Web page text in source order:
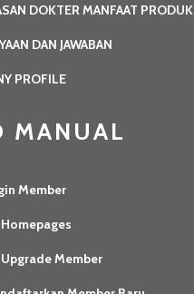
DOKTER MANFAAT PRODUK
DAN JAWABAN
PROFILE
MANUAL
Member
Member